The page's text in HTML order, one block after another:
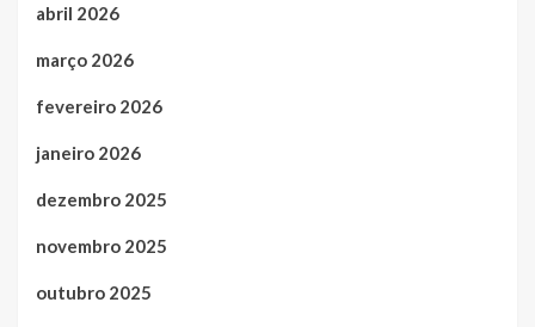
abril 2026
março 2026
fevereiro 2026
janeiro 2026
dezembro 2025
novembro 2025
outubro 2025